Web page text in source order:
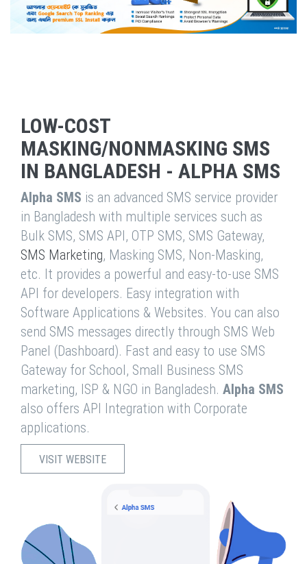
LOW-COST
MASKING/NONMASKING SMS
IN BANGLADESH - ALPHA SMS
Alpha SMS is an advanced SMS service provider
in Bangladesh with multiple services such as
Bulk SMS, SMS API, OTP SMS, SMS Gateway,
SMS Marketing, Masking SMS, Non-Masking,
etc. It provides a powerful and easy-to-use SMS
API for developers. Easy integration with
Software Applications & Websites. You can also
send SMS messages directly through SMS Web
Panel (Dashboard). Fast and easy to use SMS
Gateway for School, Small Business SMS
marketing, ISP & NGO in Bangladesh. Alpha SMS
also offers API Integration with Corporate
applications.
VISIT WEBSITE